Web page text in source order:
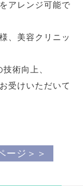
アレンジ可能で
、美容クリニッ
術向上、
受けいただいて
ージ＞＞